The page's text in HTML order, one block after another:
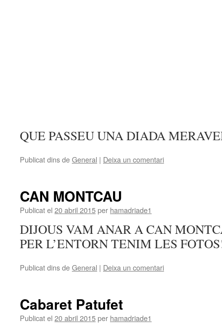
QUE PASSEU UNA DIADA
Publicat dins deGeneral | Deixa un comentari
CAN MONTCAU
Publicat el 20 abril 2015per hamadriade1
DIJOUS VAM ANAR A CAN
PER L’ENTORN TENIM LES
Publicat dins deGeneral | Deixa un comentari
Cabaret Patufet
Publicat el 20 abril 2015per hamadriade1